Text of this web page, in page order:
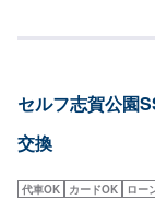
セルフ志賀公園
交換
代車OK カードOK ロー